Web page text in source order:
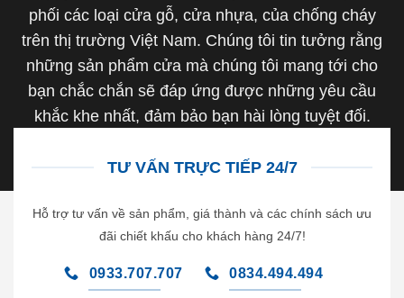
phối các loại cửa gỗ, cửa nhựa, của chống cháy
trên thị trường Việt Nam. Chúng tôi tin tưởng rằng
những sản phẩm cửa mà chúng tôi mang tới cho
bạn chắc chắn sẽ đáp ứng được những yêu cầu
khắc khe nhất, đảm bảo bạn hài lòng tuyệt đối.
TƯ VẤN TRỰC TIẾP 24/7
Hỗ trợ tư vấn về sản phẩm, giá thành và các chính sách ưu
đãi chiết khấu cho khách hàng 24/7!
0933.707.707 0834.494.494